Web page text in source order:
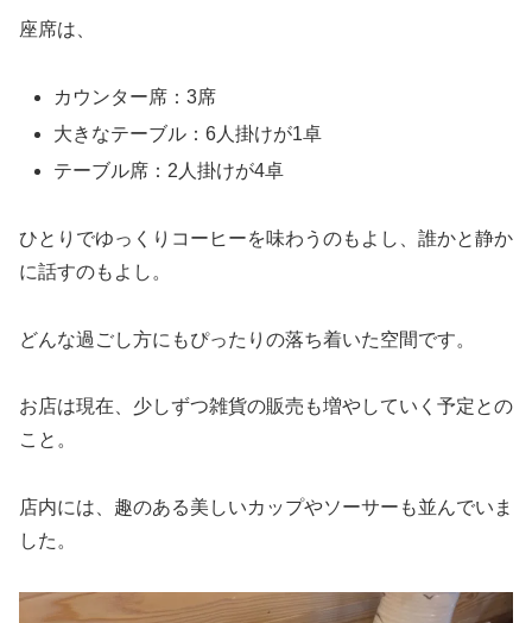
座席は、
カウンター席：3席
大きなテーブル：6人掛けが1卓
テーブル席：2人掛けが4卓
ひとりでゆっくりコーヒーを味わうのもよし、誰かと静か
に話すのもよし。
どんな過ごし方にもぴったりの落ち着いた空間です。
お店は現在、少しずつ雑貨の販売も増やしていく予定との
こと。
店内には、趣のある美しいカップやソーサーも並んでいま
した。